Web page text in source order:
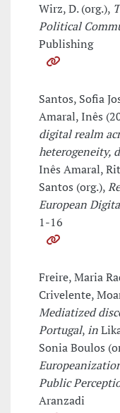
Wirz, D. (org.),
Political
Publishing
Santos, Sofia
Amaral, Inês
digital realm
heterogeneity,
Inês Amaral,
Santos (org.),
European
1-16
Freire, Maria
Crivelente,
Mediatized
Portugal,in
Sonia Boulos
Public
Aranzadi